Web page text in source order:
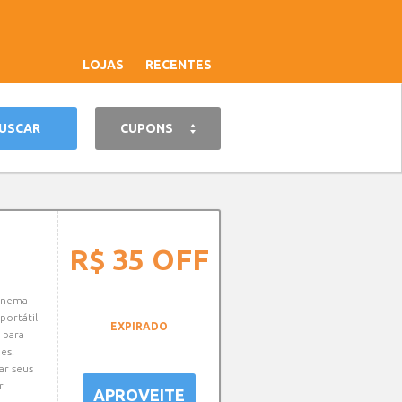
LOJAS RECENTES
CUPONS
portátil
seus
R$ 35 OFF
EXPIRADO
APROVEITE